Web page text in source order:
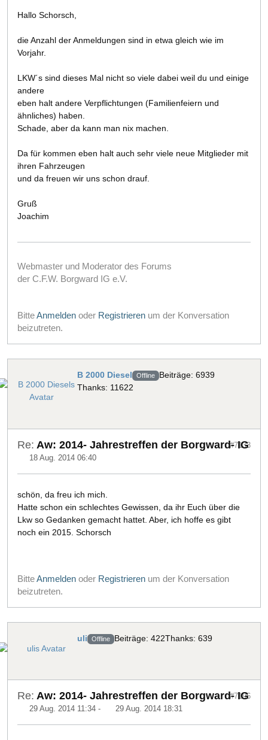
Hallo Schorsch,
die Anzahl der Anmeldungen sind in etwa gleich wie im
Vorjahr.
LKW´s sind dieses Mal nicht so viele dabei weil du und einige
andere
eben halt andere Verpflichtungen (Familienfeiern und
ähnliches) haben.
Schade, aber da kann man nix machen.
Da für kommen eben halt auch sehr viele neue Mitglieder mit
ihren Fahrzeugen
und da freuen wir uns schon drauf.
Gruß
Joachim
Webmaster und Moderator des Forums
der C.F.W. Borgward IG e.V.
BitteAnmelden oder Registrieren um der Konversation
beizutreten.
B 2000 Diesel Offline Beiträge: 6939
Thanks: 11622
Re: Aw: 2014- Jahrestreffen der Borgward- IG
18 Aug. 2014 06:40
#7133
schön, da freu ich mich.
Hatte schon ein schlechtes Gewissen, da ihr Euch über die
Lkw so Gedanken gemacht hattet. Aber, ich hoffe es gibt
noch ein 2015. Schorsch
BitteAnmelden oder Registrieren um der Konversation
beizutreten.
uli Offline Beiträge: 422Thanks: 639
Re: Aw: 2014- Jahrestreffen der Borgward- IG
29 Aug. 2014 11:34 - 29 Aug. 2014 18:31
#7196